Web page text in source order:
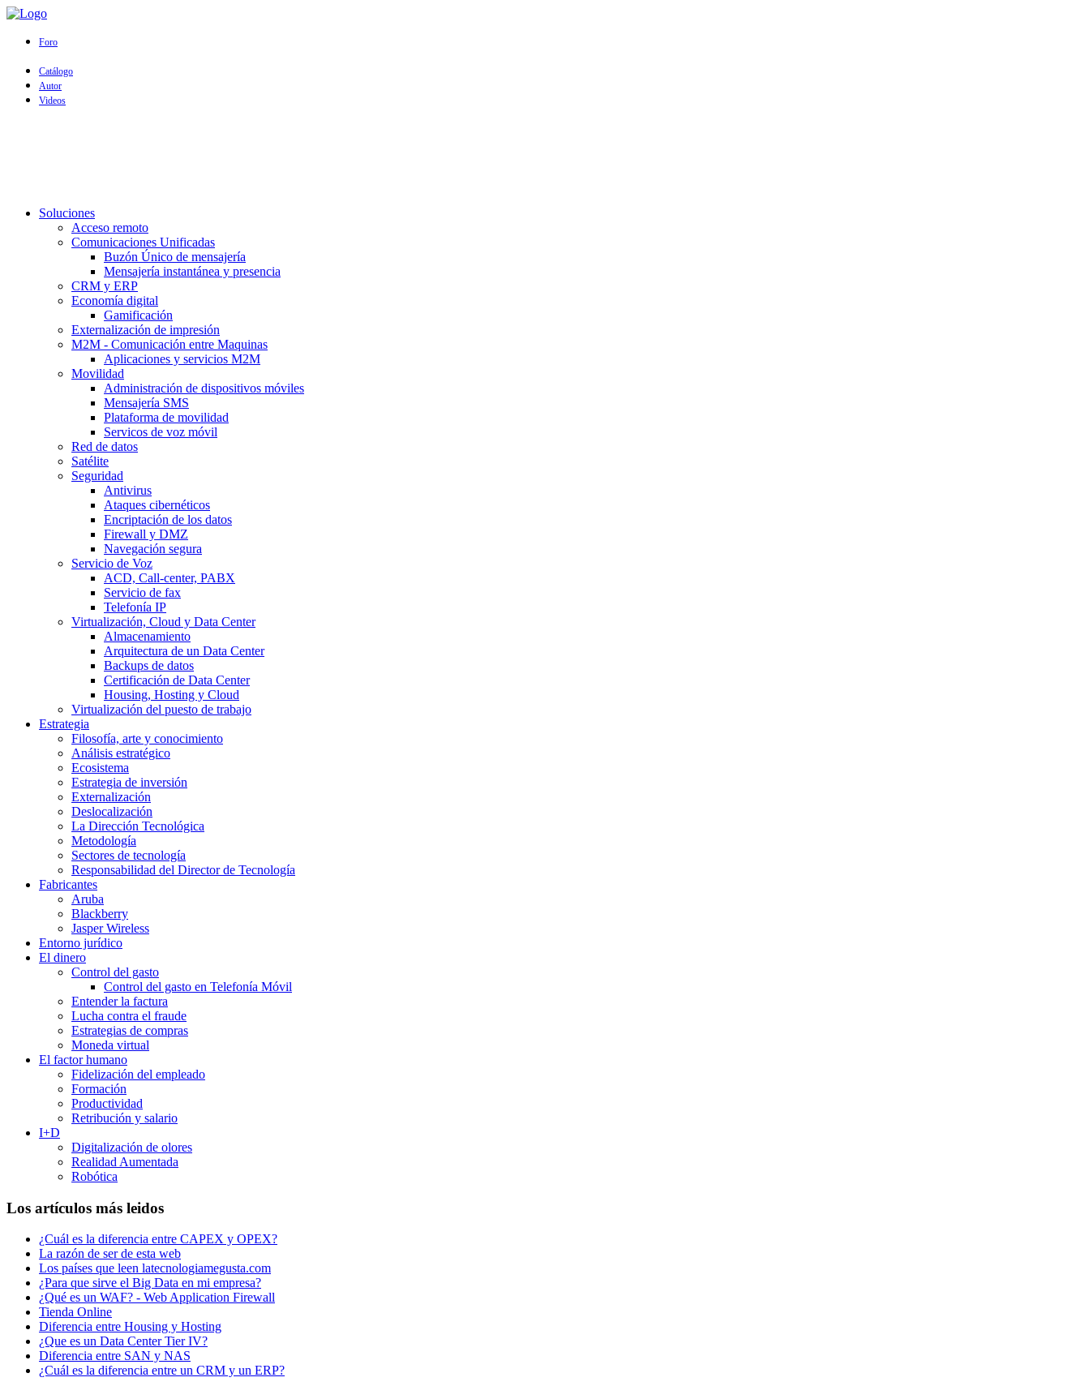
Foro
Catálogo
Autor
Videos
Soluciones
Acceso remoto
Comunicaciones Unificadas
Buzón Único de mensajería
Mensajería instantánea y presencia
CRM y ERP
Economía digital
Gamificación
Externalización de impresión
M2M - Comunicación entre Maquinas
Aplicaciones y servicios M2M
Movilidad
Administración de dispositivos móviles
Mensajería SMS
Plataforma de movilidad
Servicos de voz móvil
Red de datos
Satélite
Seguridad
Antivirus
Ataques cibernéticos
Encriptación de los datos
Firewall y DMZ
Navegación segura
Servicio de Voz
ACD, Call-center, PABX
Servicio de fax
Telefonía IP
Virtualización, Cloud y Data Center
Almacenamiento
Arquitectura de un Data Center
Backups de datos
Certificación de Data Center
Housing, Hosting y Cloud
Virtualización del puesto de trabajo
Estrategia
Filosofía, arte y conocimiento
Análisis estratégico
Ecosistema
Estrategia de inversión
Externalización
Deslocalización
La Dirección Tecnológica
Metodología
Sectores de tecnología
Responsabilidad del Director de Tecnología
Fabricantes
Aruba
Blackberry
Jasper Wireless
Entorno jurídico
El dinero
Control del gasto
Control del gasto en Telefonía Móvil
Entender la factura
Lucha contra el fraude
Estrategias de compras
Moneda virtual
El factor humano
Fidelización del empleado
Formación
Productividad
Retribución y salario
I+D
Digitalización de olores
Realidad Aumentada
Robótica
Los artículos más leidos
¿Cuál es la diferencia entre CAPEX y OPEX?
La razón de ser de esta web
Los países que leen latecnologiamegusta.com
¿Para que sirve el Big Data en mi empresa?
¿Qué es un WAF? - Web Application Firewall
Tienda Online
Diferencia entre Housing y Hosting
¿Que es un Data Center Tier IV?
Diferencia entre SAN y NAS
¿Cuál es la diferencia entre un CRM y un ERP?